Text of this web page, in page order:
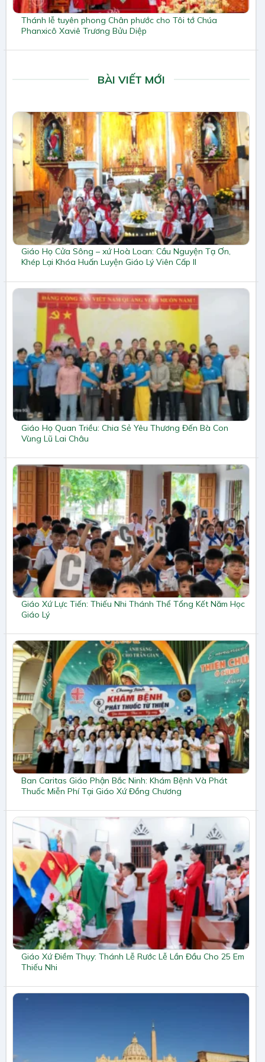
Thánh lễ tuyên phong Chân phước cho Tôi tớ Chúa
Phanxicô Xaviê Trương Bửu Diệp
BÀI VIẾT MỚI
Giáo Họ Cửa Sông – xứ Hoà Loan: Cầu Nguyện Tạ Ơn,
Khép Lại Khóa Huấn Luyện Giáo Lý Viên Cấp II
Giáo Họ Quan Triều: Chia Sẻ Yêu Thương Đến Bà Con
Vùng Lũ Lai Châu
Giáo Xứ Lực Tiến: Thiếu Nhi Thánh Thể Tổng Kết Năm Học
Giáo Lý
Ban Caritas Giáo Phận Bắc Ninh: Khám Bệnh Và Phát
Thuốc Miễn Phí Tại Giáo Xứ Đồng Chương
Giáo Xứ Điềm Thụy: Thánh Lễ Rước Lễ Lần Đầu Cho 25 Em
Thiếu Nhi